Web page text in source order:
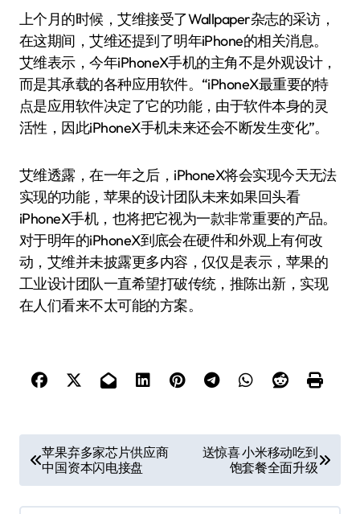
上个月的时候，艾维接受了Wallpaper杂志的采访，
在这期间，艾维还提到了明年iPhone的相关消息。
艾维表示，今年iPhoneX手机的主角不是外观设计，
而是其承载的各种应用软件。“iPhoneX最重要的特
点是应用软件决定了它的功能，由于软件本身的灵
活性，因此iPhoneX手机未来还会不断发生变化”。
艾维透露，在一年之后，iPhoneX将会实现今天无法
实现的功能，苹果的设计团队未来如果回头看
iPhoneX手机，也将把它视为一款非常重要的产品。
对于明年的iPhoneX到底会在硬件和外观上有何改
动，艾维并未披露更多内容，仅仅是表示，苹果的
工业设计团队一直希望打破传统，推陈出新，实现
在人们看来不太可能的方案。
章
导
苹果弃多家芯片供应商
中国资本闪电接盘
送惊喜 小米移动吃到
饱套餐全面升级